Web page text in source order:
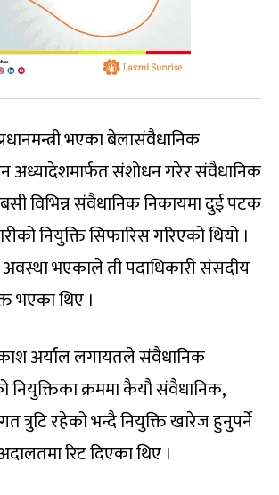
भएका बेलासंवैधानिक
अध्यादेशमार्फत संशोधन गरेर संवैधानिक
विभिन्न संवैधानिक निकायमा दुई पटक
नियुक्ति सिफारिस गरिएको थियो ।
भएकाले ती पदाधिकारी संसदीय
भएका थिए ।
अर्याल लगायतले संवैधानिक
नियुक्तिका क्रममा कैयौ संवैधानिक,
त्रुटि रहेको भन्दै नियुक्ति खारेज हुनुपर्ने
रिट दिएका थिए ।